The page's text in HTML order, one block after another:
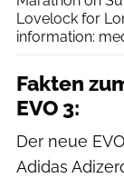
Lovelock for
information:
Fakten
EVO 3:
Der neue
Adidas